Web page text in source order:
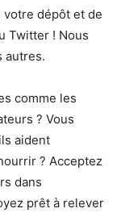
votre dépôt et de
Twitter ! Nous
autres.
comme les
? Vous
aident
? Acceptez
dans
prêt à relever